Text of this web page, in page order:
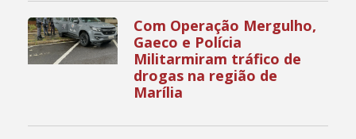
Com Operação Mergulho,
Gaeco e Polícia
Militarmiram tráfico de
drogas na região de
Marília